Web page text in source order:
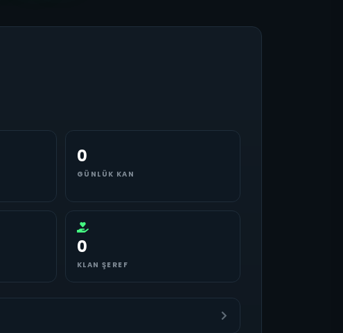
0
GÜNLÜK KAN
0
KLAN ŞEREF